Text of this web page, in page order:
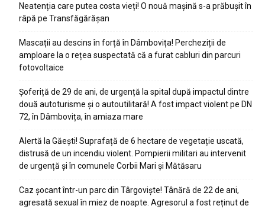
Neatenția care putea costa vieți! O nouă mașină s-a prăbușit în
râpă pe Transfăgărășan
Mascații au descins în forță în Dâmbovița! Percheziții de
amploare la o rețea suspectată că a furat cabluri din parcuri
fotovoltaice
Șoferiță de 29 de ani, de urgență la spital după impactul dintre
două autoturisme și o autoutilitară! A fost impact violent pe DN
72, în Dâmbovița, în amiaza mare
Alertă la Găești! Suprafață de 6 hectare de vegetație uscată,
distrusă de un incendiu violent. Pompierii militari au intervenit
de urgență și în comunele Corbii Mari și Mătăsaru
Caz șocant într-un parc din Târgoviște! Tânără de 22 de ani,
agresată sexual în miez de noapte. Agresorul a fost reținut de